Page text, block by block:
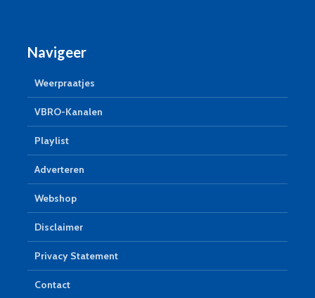
Navigeer
Weerpraatjes
VBRO-Kanalen
Playlist
Adverteren
Webshop
Disclaimer
Privacy Statement
Contact